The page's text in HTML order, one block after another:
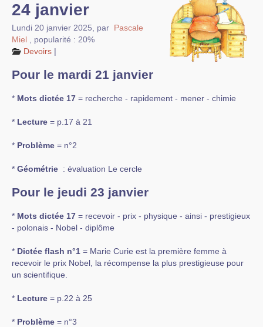
EDITO
24 janvier
Lundi 20 janvier 2025 par Pascale
Miel
popularité : 20%
Devoirs |
Pour le mardi 21 janvier
* Mots dictée 17 = recherche - rapidement - mener - chimie
* Lecture = p.17 à 21
* Problème = n°2
* Géométrie : évaluation Le cercle
Pour le jeudi 23 janvier
* Mots dictée 17 = recevoir - prix - physique - ainsi - prestigieux
- polonais - Nobel - diplôme
* Dictée flash n°1 = Marie Curie est la première femme à
recevoir le prix Nobel, la récompense la plus prestigieuse pour
un scientifique.
* Lecture = p.22 à 25
* Problème = n°3